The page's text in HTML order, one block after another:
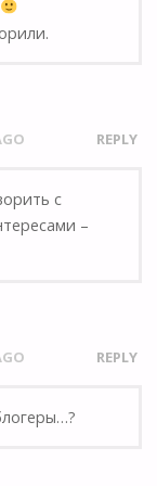
REPLY
с
–
REPLY